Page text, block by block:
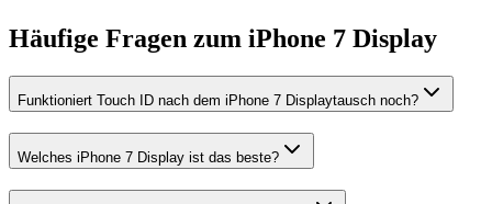
Häufige Fragen zum iPhone 7 Display
Funktioniert Touch ID nach dem iPhone 7 Displaytausch noch?
Welches iPhone 7 Display ist das beste?